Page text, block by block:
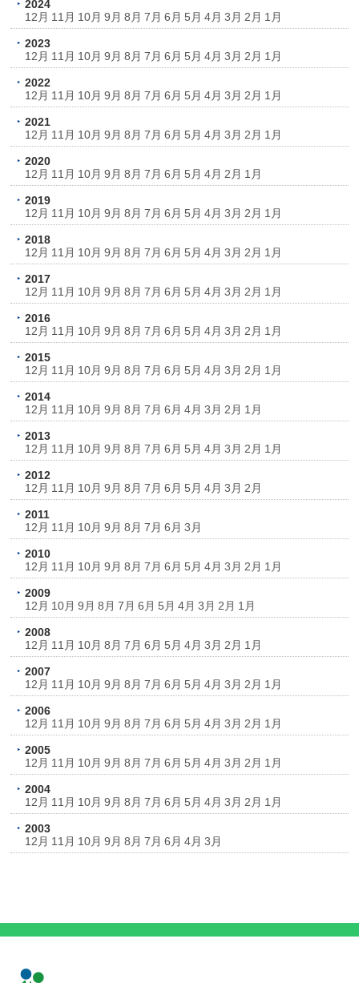
2024
12月 11月 10月 9月 8月 7月 6月 5月 4月 3月 2月 1月
2023
12月 11月 10月 9月 8月 7月 6月 5月 4月 3月 2月 1月
2022
12月 11月 10月 9月 8月 7月 6月 5月 4月 3月 2月 1月
2021
12月 11月 10月 9月 8月 7月 6月 5月 4月 3月 2月 1月
2020
12月 11月 10月 9月 8月 7月 6月 5月 4月 2月 1月
2019
12月 11月 10月 9月 8月 7月 6月 5月 4月 3月 2月 1月
2018
12月 11月 10月 9月 8月 7月 6月 5月 4月 3月 2月 1月
2017
12月 11月 10月 9月 8月 7月 6月 5月 4月 3月 2月 1月
2016
12月 11月 10月 9月 8月 7月 6月 5月 4月 3月 2月 1月
2015
12月 11月 10月 9月 8月 7月 6月 5月 4月 3月 2月 1月
2014
12月 11月 10月 9月 8月 7月 6月 4月 3月 2月 1月
2013
12月 11月 10月 9月 8月 7月 6月 5月 4月 3月 2月 1月
2012
12月 11月 10月 9月 8月 7月 6月 5月 4月 3月 2月
2011
12月 11月 10月 9月 8月 7月 6月 3月
2010
12月 11月 10月 9月 8月 7月 6月 5月 4月 3月 2月 1月
2009
12月 10月 9月 8月 7月 6月 5月 4月 3月 2月 1月
2008
12月 11月 10月 8月 7月 6月 5月 4月 3月 2月 1月
2007
12月 11月 10月 9月 8月 7月 6月 5月 4月 3月 2月 1月
2006
12月 11月 10月 9月 8月 7月 6月 5月 4月 3月 2月 1月
2005
12月 11月 10月 9月 8月 7月 6月 5月 4月 3月 2月 1月
2004
12月 11月 10月 9月 8月 7月 6月 5月 4月 3月 2月 1月
2003
12月 11月 10月 9月 8月 7月 6月 4月 3月